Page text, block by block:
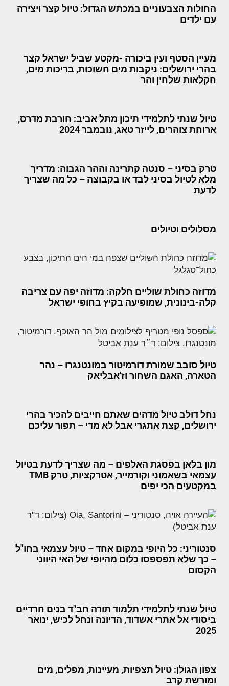
החולות הצבעוניים במכתש הגדול: טיול קצר ויצירה
עם ילדים
מעיין הסטף ועין ביכורה -מקטע שביל ישראל קצר
בהרי ירושלים: ניקבות מים חשוכות, בריכות מים,
חקלאות שלחין והר
טיול שנתי לתלמידי תיכון מתל אביב: חורבת מדרס,
ארוחת צוהרים, לייזר טאג, נובמבר 2024
טרק בסיני – סנטה קתרינה וההר הגבוה: מדריך
מלא לטיול בסיני לבד או בקבוצה – כל מה שצריך
לדעת
מסלולים וטיולים
מדוזה כחולת שוליים חלקה: מדוזה יפה עם צריבה
קלה-בינונית, שמופיעה בקיץ בחופי ישראל
טיול סובב שמורת דורמיטור במונטנגרו – נהר
הטארה, האגם השחור וז'אבליאק
נחל דולב טיול מדהים שאתם חייבים להכיר בהרי
ירושלים, קצת אתגרי אבל לא מדי – תפור עליכם
מון בלאן בפסגת האלפים – מה שצריך לדעת בטיול
עצמאי בשאמוני וקורמייר, אטרקציות, טרק TMB
במקטעים הכי יפים
סנטוריני: כל היופי במקום אחד – טיול עצמאי בחו"ל
– כך שלא תפספסו כלום מהיופי של האי היווני
הקסום
טיול שנתי לתלמידי תלמוד תורה חב"ד בנים חרדיים
ביסודי אל אתרי אשדוד, הדיונה ונחל לכיש, ינואר
2025
צפון הגולן: טיול תצפיות, מעיינות, מפלים, מים
ומורשת קרב